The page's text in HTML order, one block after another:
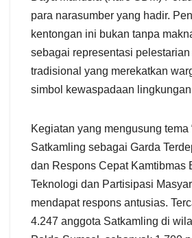
para narasumber yang hadir.
kentongan ini bukan tanpa
sebagai representasi
tradisional yang merekatkan
simbol kewaspadaan
​Kegiatan yang mengusung tema
Satkamling sebagai Garda
dan Respons Cepat Kamtibmas
Teknologi dan Partisipasi
mendapat respons antusias.
4.247 anggota Satkamling di